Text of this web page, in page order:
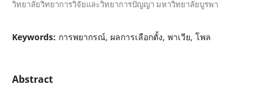
วิทยาลัยวิทยาการวิจัยและวิทยาการปัญญา มหาวิทยาลัยบูรพา
Keywords: การพยากรณ์, ผลการเลือกตั้ง, พาเวีย, โพล
Abstract